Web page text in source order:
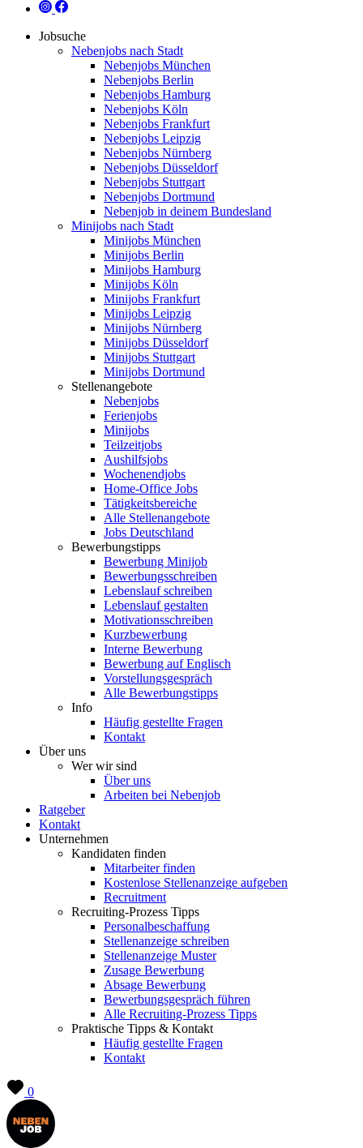
Jobsuche
Nebenjobs nach Stadt
Nebenjobs München
Nebenjobs Berlin
Nebenjobs Hamburg
Nebenjobs Köln
Nebenjobs Frankfurt
Nebenjobs Leipzig
Nebenjobs Nürnberg
Nebenjobs Düsseldorf
Nebenjobs Stuttgart
Nebenjobs Dortmund
Nebenjob in deinem Bundesland
Minijobs nach Stadt
Minijobs München
Minijobs Berlin
Minijobs Hamburg
Minijobs Köln
Minijobs Frankfurt
Minijobs Leipzig
Minijobs Nürnberg
Minijobs Düsseldorf
Minijobs Stuttgart
Minijobs Dortmund
Stellenangebote
Nebenjobs
Ferienjobs
Minijobs
Teilzeitjobs
Aushilfsjobs
Wochenendjobs
Home-Office Jobs
Tätigkeitsbereiche
Alle Stellenangebote
Jobs Deutschland
Bewerbungstipps
Bewerbung Minijob
Bewerbungsschreiben
Lebenslauf schreiben
Lebenslauf gestalten
Motivationsschreiben
Kurzbewerbung
Interne Bewerbung
Bewerbung auf Englisch
Vorstellungsgespräch
Alle Bewerbungstipps
Info
Häufig gestellte Fragen
Kontakt
Über uns
Wer wir sind
Über uns
Arbeiten bei Nebenjob
Ratgeber
Kontakt
Unternehmen
Kandidaten finden
Mitarbeiter finden
Kostenlose Stellenanzeige aufgeben
Recruitment
Recruiting-Prozess Tipps
Personalbeschaffung
Stellenanzeige schreiben
Stellenanzeige Muster
Zusage Bewerbung
Absage Bewerbung
Bewerbungsgespräch führen
Alle Recruiting-Prozess Tipps
Praktische Tipps & Kontakt
Häufig gestellte Fragen
Kontakt
0